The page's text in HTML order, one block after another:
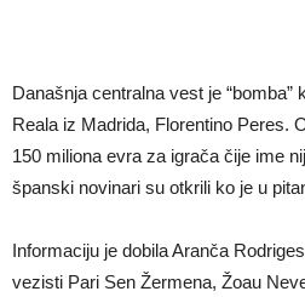
Junior je donio svoj izbor!
Današnja centralna vest je “bomba”
Reala iz Madrida, Florentino Peres.
150 miliona evra za igrača čije ime
španski novinari su otkrili ko je u
Informaciju je dobila Aranča
vezisti Pari Sen Žermena, Žoau